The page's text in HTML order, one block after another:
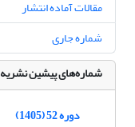
مقالات آماده انتشار
شماره جاری
شماره‌های پیشین نشریه
دوره 52 (1405)